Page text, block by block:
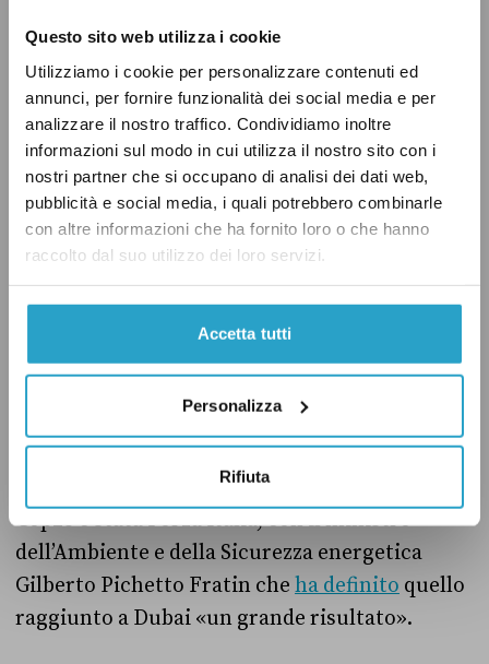
Questo sito web utilizza i cookie
Utilizziamo i cookie per personalizzare contenuti ed
annunci, per fornire funzionalità dei social media e per
analizzare il nostro traffico. Condividiamo inoltre
informazioni sul modo in cui utilizza il nostro sito con i
nostri partner che si occupano di analisi dei dati web,
pubblicità e social media, i quali potrebbero combinarle
con altre informazioni che ha fornito loro o che hanno
raccolto dal suo utilizzo dei loro servizi.
Accetta tutti
Personalizza
Rifiuta
Nonostante Schlein e Conte non abbiano
trattato l’argomento sui social network, alcuni
esponenti del Partito Democratico e del
Movimento 5 Stelle hanno commentato
l’accordo preso a Dubai. Per il PD si sono
espresse per esempio l’ex presidente della
Camera Laura Boldrinie la capogruppo alla
CameraChiara Braga(che era già stata una dei
pochi politici ainteressarsidell’ultimo
rapporto Onu sul clima). Per il Movimento 5
Stelle
partiti che compongono la maggioranza nel
governo Meloni, invece, l’unica forza politica
ad aver dato un po’ di risalto ai risultati della
Cop28 è stata Forza Italia, con il ministro
dell’Ambiente e della Sicurezza energetica
Gilberto Pichetto Fratin che ha definito quello
raggiunto a Dubai «un grande risultato».